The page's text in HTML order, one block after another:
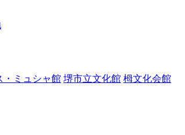
・ミュシャ館 堺市立文化館 栂文化会館